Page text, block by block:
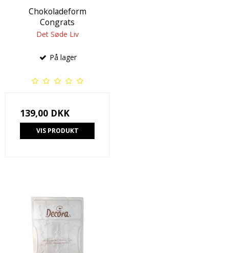
Chokoladeform
Congrats
Det Søde Liv
På lager
139,00 DKK
VIS PRODUKT